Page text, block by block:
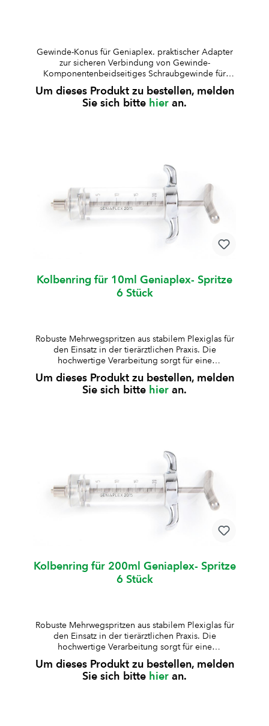
Gewinde-Konus für Geniaplex. praktischer Adapter
zur sicheren Verbindung von Gewinde-
Komponentenbeidseitiges Schraubgewinde für
flexible Einsatzmöglichkeitengeeignet für Gewinde-
Kanülenpassend für WDT Impfstäbe, Geniaplex- und
weitere Spritzensystemeinklusive Dichtung für einen
Um dieses Produkt zu bestellen, melden
Sie sich bitte hier an.
Kolbenring für 10ml Geniaplex- Spritze
6 Stück
Robuste Mehrwegspritzen aus stabilem Plexiglas für
den Einsatz in der tierärztlichen Praxis. Die
hochwertige Verarbeitung sorgt für eine
zuverlässige Anwendung und lange Lebensdauer.
aus besonders stabilem Plexiglas gefertigtKolben,
Kolbenstange und Griff aus rostfreiem Stahl, Deckel
KolbenringGraduierungHubW008654Standard10
mlW0086550.5 mlzentralW006795Standard20
mlW0090451 mlexcentrischW008756kurz30
mlW0087882 mlexcentrischW007637kurz50
mlW0087352 mlexcentrischW008736lang100
mlW0087352 mlexcentrischW008638Standard200
mlW0086115 mlexcentrisch
Um dieses Produkt zu bestellen, melden
Sie sich bitte hier an.
Kolbenring für 200ml Geniaplex- Spritze
6 Stück
Robuste Mehrwegspritzen aus stabilem Plexiglas für
den Einsatz in der tierärztlichen Praxis. Die
hochwertige Verarbeitung sorgt für eine
zuverlässige Anwendung und lange Lebensdauer.
aus besonders stabilem Plexiglas gefertigtKolben,
Kolbenstange und Griff aus rostfreiem Stahl, Deckel
Um dieses Produkt zu bestellen, melden
Sie sich bitte hier an.